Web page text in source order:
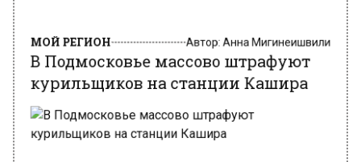
В Подмосковье массово штрафуют
курильщиков на станции Кашира